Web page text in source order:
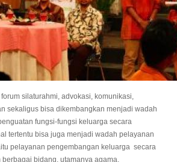
silaturahmi, advokasi, komunikasi,
sekaligus bisa dikembangkan menjadi wadah
fungsi-fungsi keluarga secara
tertentu bisa juga menjadi wadah pelayanan
pelayanan pengembangan keluarga secara
bidang, utamanya agama,